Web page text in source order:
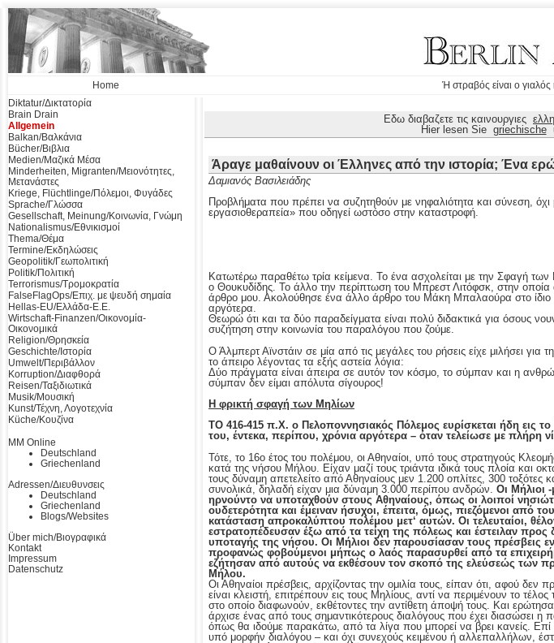
Home Ή στραβός είναι ο
Diktatur/Δικτατορία
Brain Drain
Allgemein
Balkan/Βαλκάνια
Bücher/Βιβλια
Medien/Μαζικά Μέσα
Minderheiten, Migranten/Μειονότητες,
Μετανάστες
Kriege, Flüchtlinge/Πόλεμοι, Φυγάδες
Sprache/Γλώσσα
Gesellschaft, Meinung/Κοινωνία, Γνώμη
Nationalismus/Εθνικισμοί
Thema/Θέμα
Termine/Εκδηλώσεις
Geopolitik/Γεωπολιτική
Politik/Πολιτική
Terrorismus/Τρομοκρατία
FalseFlagOps/Επιχ. με ψευδή σημαία
Hellas-EU/Ελλάδα-Ε.Ε.
Wirtschaft-Finanzen/Οικονομία-
Οικονομικά
Religion/Θρησκεία
Geschichte/Ιστορία
Umwelt/Περιβάλλον
Korruption/Διαφθορά
Reisen/Ταξιδιωτικά
Musik/Μουσική
Kunst/Τέχνη, Λογοτεχνία
Küche/Κουζίνα
MM Online
Deutschland
Griechenland
Adressen/Διευθυνσεις
Deutschland
Griechenland
Blogs/Websites
Über mich/Βιογραφικά
Kontakt
Impressum
Datenschutz
Εδω διαβαζετε τις καινουργιες
Hier lesen Sie griechische
Άραγε μαθαίνουν οι Έλληνες από την ιστορία; Ένα
Δαμιανός Βασιλειάδης
Προβλήματα που πρέπει να συζητηθούν με νηφαλιότητα και σύνεση, όχι
εργασιοθεραπεία» που οδηγεί ωστόσο στην καταστροφή.
Κατωτέρω παραθέτω τρία κείμενα. Το ένα ασχολείται με την Σφαγή
ο Θουκυδίδης. Το άλλο την περίπτωση του Μπρεστ Λιτόφσκ, στην
άρθρο μου. Ακολούθησε ένα άλλο άρθρο του Μάκη Μπαλαούρα στο ίδιο
αργότερα.
Θεωρώ ότι και τα δύο παραδείγματα είναι πολύ διδακτικά για όσους
συζήτηση στην κοινωνία του παραλόγου που ζούμε.
Ο Άλμπερτ Αϊνστάιν σε μία από τις μεγάλες του ρήσεις είχε μιλήσει για
το άπειρο λέγοντας τα εξής αστεία λόγια:
Δύο πράγματα είναι άπειρα σε αυτόν τον κόσμο, το σύμπαν και η
σύμπαν δεν είμαι απόλυτα σίγουρος!
Η φρικτή σφαγή των Μηλίων
ΤΟ 416-415 π.Χ. ο Πελοποννησιακός Πόλεμος ευρίσκεται ήδη εις το
του, έντεκα, περίπου, χρόνια αργότερα – όταν τελείωσε με πλήρη
Τότε, το 16ο έτος του πολέμου, οι Αθηναίοι, υπό τους στρατηγούς
κατά της νήσου Μήλου. Είχαν μαζί τους τριάντα ιδικά τους πλοία και
τους δύναμη απετελείτο από Αθηναίους μεν 1.200 οπλίτες, 300
συνολικά, δηλαδή είχαν μια δύναμη 3.000 περίπου ανδρών. Οι Μήλιοι
ηρνούντο να υποταχθούν στους Αθηναίους, όπως οι λοιποί
ουδετερότητα και έμειναν ήσυχοι, έπειτα, όμως, πιεζόμενοι από
κατάσταση απροκαλύπτου πολέμου μετ‘ αυτών. Οι τελευταίοι,
εστρατοπέδευσαν έξω από τα τείχη της πόλεως και έστειλαν
υποταγής της νήσου. Οι Μήλιοι δεν παρουσίασαν τους πρέσβεις
προφανώς φοβούμενοι μήπως ο λαός παρασυρθεί από τα
εζήτησαν από αυτούς να εκθέσουν τον σκοπό της ελεύσεώς των
Μήλου.
Οι Αθηναίοι πρέσβεις, αρχίζοντας την ομιλία τους, είπαν ότι, αφού
είναι κλειστή, επιτρέπουν εις τους Μηλίους, αντί να περιμένουν το
στο οποίο διαφωνούν, εκθέτοντες την αντίθετη άποψή τους. Και
άρχισε ένας από τους σημαντικότερους διαλόγους που έχει διασώσει η
όπως θα ιδούμε παρακάτω, από τα λίγα που μπορεί να βρει κανείς. Επί
υπό μορφήν διαλόγου – και όχι συνεχούς κειμένου ή αλλεπαλλήλων,